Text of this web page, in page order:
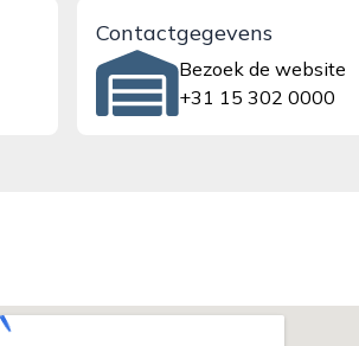
Contactgegevens
Bezoek de website
+31 15 302 0000